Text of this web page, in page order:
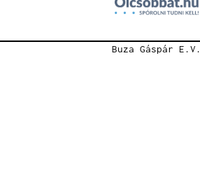
Buza Gáspár E.V.